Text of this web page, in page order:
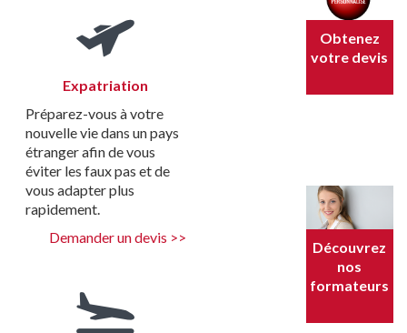
Obtenez
votre devis
Découvrez
nos
formateurs
Expatriation
Préparez-vous à votre
nouvelle vie dans un pays
étranger afin de vous
éviter les faux pas et de
vous adapter plus
rapidement.
Demander un devis >>